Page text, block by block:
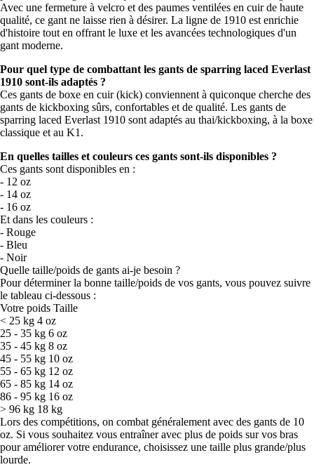
Avec une fermeture à velcro et des paumes ventilées en cuir de haute
qualité, ce gant ne laisse rien à désirer. La ligne de 1910 est enrichie
d'histoire tout en offrant le luxe et les avancées technologiques d'un
gant moderne.
Pour quel type de combattant les gants de sparring laced Everlast
1910 sont-ils adaptés ?
Ces gants de boxe en cuir (kick) conviennent à quiconque cherche des
gants de kickboxing sûrs, confortables et de qualité. Les gants de
sparring laced Everlast 1910 sont adaptés au thai/kickboxing, à la boxe
classique et au K1.
En quelles tailles et couleurs ces gants sont-ils disponibles ?
Ces gants sont disponibles en :
- 12 oz
- 14 oz
- 16 oz
Et dans les couleurs :
- Rouge
- Bleu
- Noir
Quelle taille/poids de gants ai-je besoin ?
Pour déterminer la bonne taille/poids de vos gants, vous pouvez suivre
le tableau ci-dessous :
Votre poids Taille
< 25 kg 4 oz
25 - 35 kg 6 oz
35 - 45 kg 8 oz
45 - 55 kg 10 oz
55 - 65 kg 12 oz
65 - 85 kg 14 oz
86 - 95 kg 16 oz
> 96 kg 18 kg
Lors des compétitions, on combat généralement avec des gants de 10
oz. Si vous souhaitez vous entraîner avec plus de poids sur vos bras
pour améliorer votre endurance, choisissez une taille plus grande/plus
lourde.